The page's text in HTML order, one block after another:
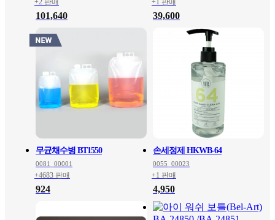
+2 판매
101,640
+1 판매
39,600
무균채수병 BT1550
0081_00001
+4683 판매
924
손세정제 HKWB-64
0055_00023
+1 판매
4,950